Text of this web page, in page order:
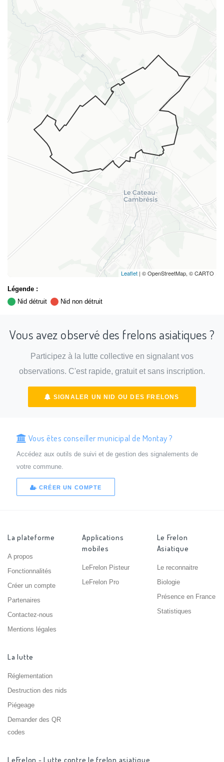
Leaflet | © OpenStreetMap, © CARTO
Légende :
Nid détruit
Nid non détruit
Vous avez observé des frelons asiatiques ?
Participez à la lutte collective en signalant vos
observations. C'est rapide, gratuit et sans inscription.
SIGNALER UN NID OU DES FRELONS
Vous êtes conseiller municipal de Montay ?
Accédez aux outils de suivi et de gestion des signalements de
votre commune.
CRÉER UN COMPTE
La plateforme
A propos
Fonctionnalités
Créer un compte
Partenaires
Contactez-nous
Mentions légales
Applications
mobiles
LeFrelon Pisteur
LeFrelon Pro
Le Frelon
Asiatique
Le reconnaitre
Biologie
Présence en France
Statistiques
La lutte
Réglementation
Destruction des nids
Piégeage
Demander des QR
codes
LeFrelon - Lutte contre le frelon asiatique